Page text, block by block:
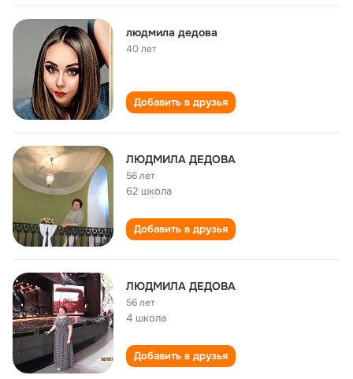
людмила дедова
40 лет
Добавить в друзья
ЛЮДМИЛА ДЕДОВА
56 лет
62 школа
Добавить в друзья
ЛЮДМИЛА ДЕДОВА
56 лет
4 школа
Добавить в друзья